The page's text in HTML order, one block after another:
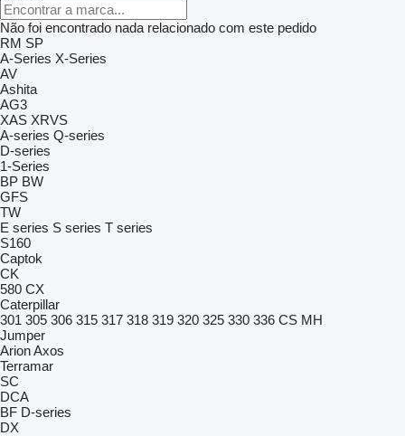
Não foi encontrado nada relacionado com este pedido
RM SP
A-Series X-Series
AV
Ashita
AG3
XAS XRVS
A-series Q-series
D-series
1-Series
BP BW
GFS
TW
E series S series T series
S160
Captok
CK
580 CX
Caterpillar
301 305 306 315 317 318 319 320 325 330 336 CS MH
Jumper
ArionAxos
Terramar
SC
DCA
BF D-series
DX